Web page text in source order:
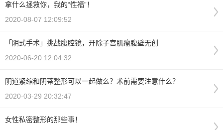
拿什么拯救你，我的“性福”！
2020-08-07 12:09:52
「阴式手术」挑战腹腔镜，开除子宫肌瘤腹壁无创
2020-06-20 12:04:32
阴道紧缩和阴蒂整形可以一起做么？术前需要注意什么？
2020-03-29 20:32:47
女性私密整形的那些事！